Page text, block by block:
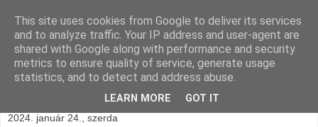
BLOGÁSZAT, napi
blogjava
2024. január 24., szerda
This site uses cookies from Google to deliver its services
and to analyze traffic. Your IP address and user-agent are
shared with Google along with performance and security
metrics to ensure quality of service, generate usage
statistics, and to detect and address abuse.
LEARN MORE GOT IT